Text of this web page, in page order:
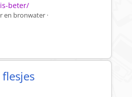
beter/
en bronwater ·